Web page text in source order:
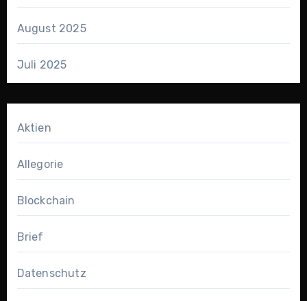
August 2025
Juli 2025
Aktien
Allegorie
Blockchain
Brief
Datenschutz